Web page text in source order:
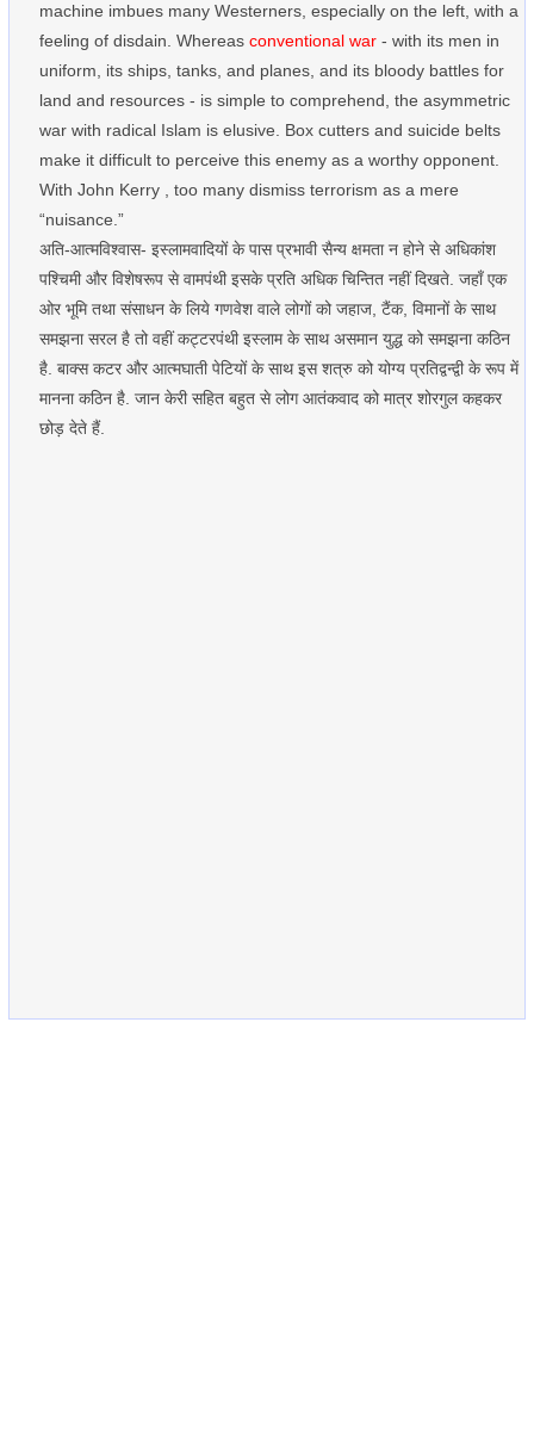
machine imbues many Westerners, especially on the left, with a
feeling of disdain. Whereas conventional war - with its men in
uniform, its ships, tanks, and planes, and its bloody battles for
land and resources - is simple to comprehend, the asymmetric
war with radical Islam is elusive. Box cutters and suicide belts
make it difficult to perceive this enemy as a worthy opponent.
With John Kerry , too many dismiss terrorism as a mere
“nuisance.”
अति-आत्मविश्वास- इस्लामवादियों के पास प्रभावी सैन्य क्षमता न होने से अधिकांश
पश्चिमी और विशेषरूप से वामपंथी इसके प्रति अधिक चिन्तित नहीं दिखते. जहाँ एक
ओर भूमि तथा संसाधन के लिये गणवेश वाले लोगों को जहाज, टैंक, विमानों के साथ
समझना सरल है तो वहीं कट्टरपंथी इस्लाम के साथ असमान युद्ध को समझना कठिन
है. बाक्स कटर और आत्मघाती पेटियों के साथ इस शत्रु को योग्य प्रतिद्वन्द्वी के रूप में
मानना कठिन है. जान केरी सहित बहुत से लोग आतंकवाद को मात्र शोरगुल कहकर
छोड़ देते हैं.